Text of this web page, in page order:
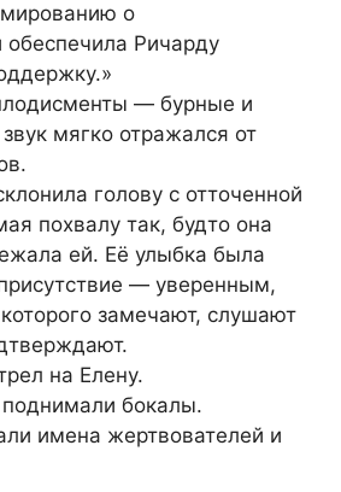
о
обеспечила Ричарду
— бурные и
мягко отражался от
голову с отточенной
похвалу так, будто она
ей. Её улыбка была
— уверенным,
замечают, слушают
на Елену.
бокалы.
имена жертвователей и